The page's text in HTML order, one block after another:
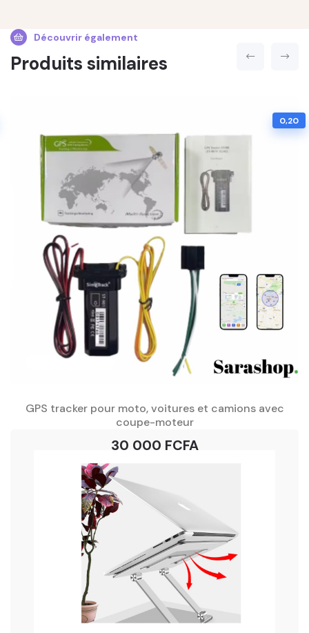
Découvrir également
Produits similaires
0,20
GPS tracker pour moto, voitures et camions avec
coupe-moteur
30 000 FCFA